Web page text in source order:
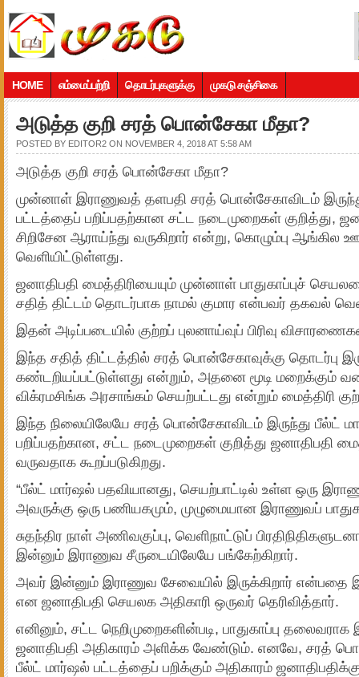
HOME எம்மைப்பற்றி தொடர்புகளுக்கு முகடு சஞ்சிகை
அடுத்த குறி சரத் பொன்சேகா மீதா?
POSTED BY EDITOR2 ON NOVEMBER 4, 2018 AT 5:58 AM
அடுத்த குறி சரத் பொன்சேகா மீதா?
முன்னாள் இராணுவத் தளபதி சரத் பொன்சேகாவிடம்
பட்டத்தைப் பறிப்பதற்கான சட்ட நடைமுறைகள் குறித்து,
சிறிசேன ஆராய்ந்து வருகிறார் என்று, கொழும்பு
வெளியிட்டுள்ளது.
ஜனாதிபதி மைத்திரியையும் முன்னாள் பாதுகாப்புச்
சதித் திட்டம் தொடர்பாக நாமல் குமார என்பவர் தகவல்
இதன் அடிப்படையில் குற்றப் புலனாய்வுப் பிரிவு
இந்த சதித் திட்டத்தில் சரத் பொன்சேகாவுக்கு தொடர்பு
கண்டறியப்பட்டுள்ளது என்றும், அதனை மூடி மறைக்கும்
விக்ரமசிங்க அரசாங்கம் செயற்பட்டது என்றும் மைத்திரி
இந்த நிலையிலேயே சரத் பொன்சேகாவிடம் இருந்து பீல்ட்
பறிப்பதற்கான, சட்ட நடைமுறைகள் குறித்து ஜனாதிபதி
வருவதாக கூறப்படுகிறது.
“பீல்ட் மார்ஷல் பதவியானது, செயற்பாட்டில் உள்ள ஒரு
அவருக்கு ஒரு பணியகமும், முழுமையான இராணுவப்
சுதந்திர நாள் அணிவகுப்பு, வெளிநாட்டுப்
இன்னும் இராணுவ சீருடையிலேயே பங்கேற்கிறார்.
அவர் இன்னும் இராணுவ சேவையில் இருக்கிறார் என்பதை
என ஜனாதிபதி செயலக அதிகாரி ஒருவர் தெரிவித்தார்.
எனினும், சட்ட நெறிமுறைகளின்படி, பாதுகாப்பு
ஜனாதிபதி அதிகாரம் அளிக்க வேண்டும். எனவே, சரத்
பீல்ட் மார்ஷல் பட்டத்தைப் பறிக்கும் அதிகாரம்